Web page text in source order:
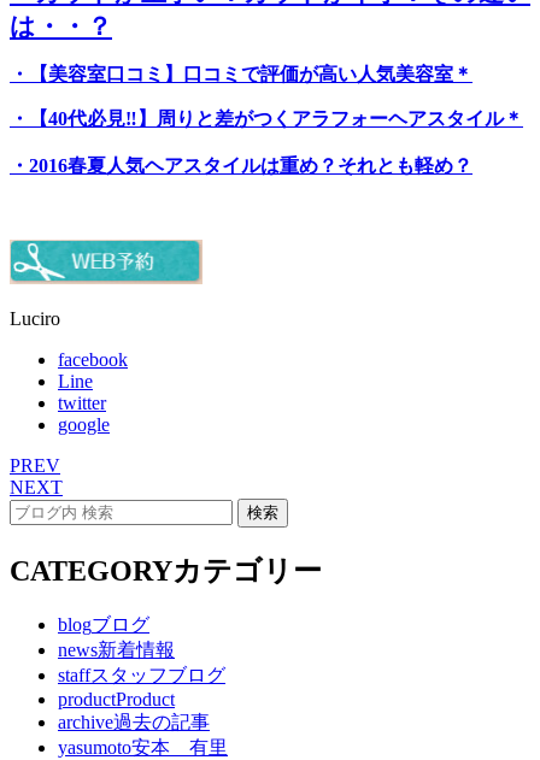
は・・？
・【美容室口コミ】口コミで評価が高い人気美容室＊
・【40代必見‼】周りと差がつくアラフォーヘアスタイル＊
・2016春夏人気ヘアスタイルは重め？それとも軽め？
Luciro
facebook
Line
twitter
google
PREV
NEXT
CATEGORYカテゴリー
blogブログ
news新着情報
staffスタッフブログ
productProduct
archive過去の記事
yasumoto安本 有里